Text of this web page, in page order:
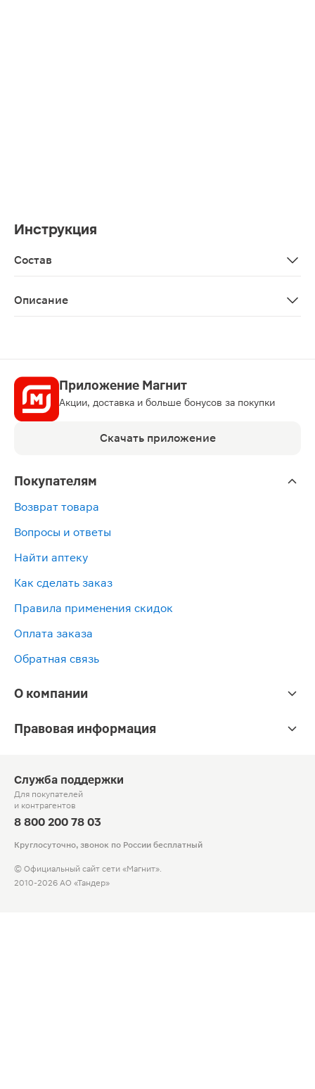
Инструкция
Состав
Описание
Приложение Магнит
Акции, доставка и больше бонусов за покупки
Скачать приложение
Покупателям
Возврат товара
Вопросы и ответы
Найти аптеку
Как сделать заказ
Правила применения скидок
Оплата заказа
Обратная связь
О компании
Правовая информация
Служба поддержки
Для покупателей
и контрагентов
8 800 200 78 03
Круглосуточно, звонок по России бесплатный
© Официальный сайт сети «Магнит».
2010-2026 АО «Тандер»